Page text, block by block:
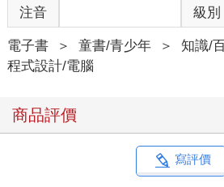
注音 級別
電子書 ＞ 童書/青少年 ＞ 知識/
程式設計/電腦
商品評價
寫評價